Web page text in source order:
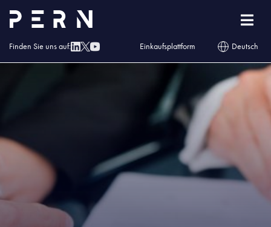
Finden Sie uns auf: Einkaufsplattform Deutsch
Homepage» Blog» PERN akcjonariuszem PKN ORLEN